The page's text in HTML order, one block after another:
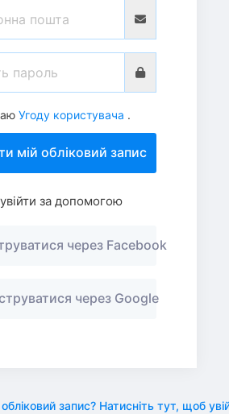
Угоду користувача .
мій обліковий запис
за допомогою
через Facebook
через Google
запис? Натисніть тут, щоб